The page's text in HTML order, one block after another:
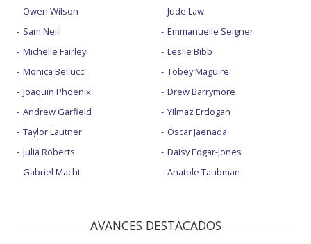
Owen Wilson
Sam Neill
Michelle Fairley
Monica Bellucci
Joaquin Phoenix
Andrew Garfield
Taylor Lautner
Julia Roberts
Gabriel Macht
Jude Law
Emmanuelle Seigner
Leslie Bibb
Tobey Maguire
Drew Barrymore
Yilmaz Erdogan
Óscar Jaenada
Daisy Edgar-Jones
Anatole Taubman
AVANCES DESTACADOS